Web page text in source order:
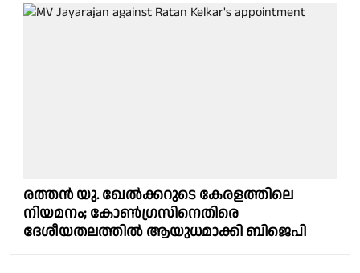
രത്തൻ യു. ഖേൽക്കറുടെ കേരളത്തിലെ
നിയമനം; കോൺഗ്രസിനെതിരെ
ദേശീയതലത്തിൽ ആയുധമാക്കി ബിജെപി